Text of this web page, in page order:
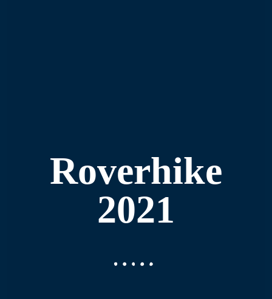
Roverhike
2021